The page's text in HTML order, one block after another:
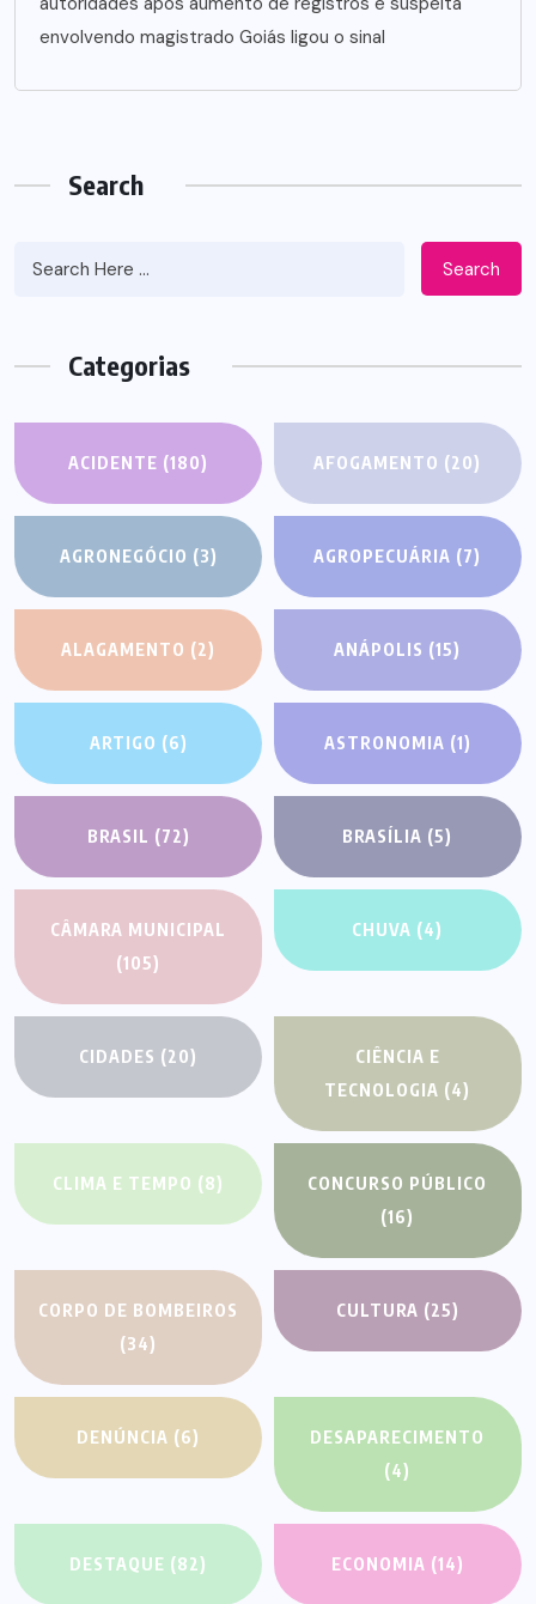
envolvendo magistrado Goiás ligou o sinal
Search
Search
Categorias
ACIDENTE (180) AFOGAMENTO (20)
AGRONEGÓCIO (3) AGROPECUÁRIA (7)
ALAGAMENTO (2) ANÁPOLIS (15)
ARTIGO (6) ASTRONOMIA (1)
BRASIL (72) BRASÍLIA (5)
CÂMARA MUNICIPAL
(105)
CHUVA (4)
CIDADES (20)
CIÊNCIA E
TECNOLOGIA (4)
CLIMA E TEMPO (8)
CONCURSO PÚBLICO
(16)
CORPO DE BOMBEIROS
(34)
CULTURA (25)
DENÚNCIA (6)
DESAPARECIMENTO
(4)
DESTAQUE (82) ECONOMIA (14)